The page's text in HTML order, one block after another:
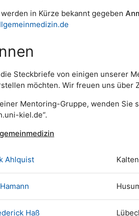
in Kürze bekannt gegeben
Steckbriefe von einigen unserer
möchten. Wir freuen uns über
Mentoring-Gruppe, wenden Sie
kiel.de“.
Ahlquist
Haß